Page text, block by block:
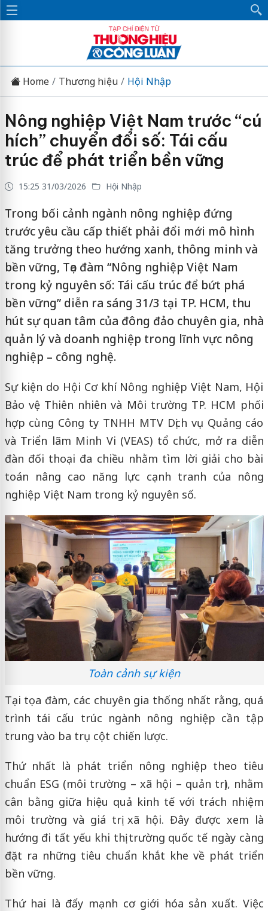
Home Thương hiệu Hội Nhập
Nông nghiệp Việt Nam trước “cú
hích” chuyển đổi số: Tái cấu
trúc để phát triển bền vững
15:25 31/03/2026 Hội Nhập
Trong bối cảnh ngành nông nghiệp đứng
trước yêu cầu cấp thiết phải đổi mới mô hình
tăng trưởng theo hướng xanh, thông minh và
bền vững, Tọa đàm “Nông nghiệp Việt Nam
trong kỷ nguyên số: Tái cấu trúc để bứt phá
bền vững” diễn ra sáng 31/3 tại TP. HCM, thu
hút sự quan tâm của đông đảo chuyên gia, nhà
quản lý và doanh nghiệp trong lĩnh vực nông
nghiệp – công nghệ.
Sự kiện do Hội Cơ khí Nông nghiệp Việt Nam, Hội
Bảo vệ Thiên nhiên và Môi trường TP. HCM phối
hợp cùng Công ty TNHH MTV Dịch vụ Quảng cáo
và Triển lãm Minh Vi (VEAS) tổ chức, mở ra diễn
đàn đối thoại đa chiều nhằm tìm lời giải cho bài
toán nâng cao năng lực cạnh tranh của nông
nghiệp Việt Nam trong kỷ nguyên số.
Toàn cảnh sự kiện
Tại tọa đàm, các chuyên gia thống nhất rằng, quá
trình tái cấu trúc ngành nông nghiệp cần tập
trung vào ba trụ cột chiến lược.
Thứ nhất là phát triển nông nghiệp theo tiêu
chuẩn ESG (môi trường – xã hội – quản trị), nhằm
cân bằng giữa hiệu quả kinh tế với trách nhiệm
môi trường và giá trị xã hội. Đây được xem là
hướng đi tất yếu khi thị trường quốc tế ngày càng
đặt ra những tiêu chuẩn khắt khe về phát triển
bền vững.
Thứ hai là đẩy mạnh cơ giới hóa sản xuất. Việc